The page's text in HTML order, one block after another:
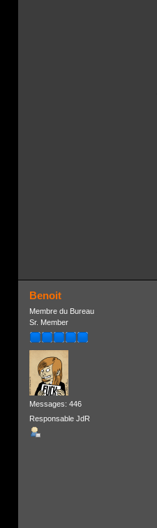
Benoit
Membre du Bureau
Sr. Member
Messages: 446
Responsable JdR